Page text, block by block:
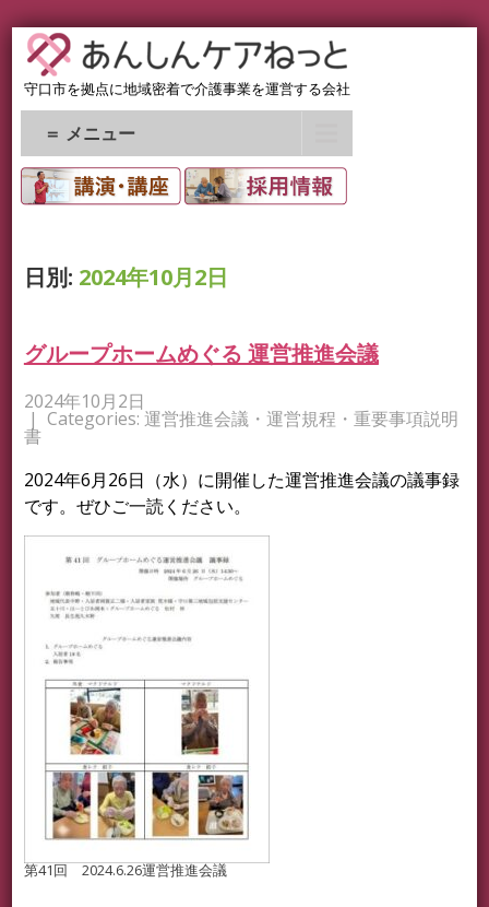
守口市を拠点に地域密着で介護事業を運営する会社
＝ メニュー
日別: 2024年10月2日
グループホームめぐる 運営推進会議
2024年10月2日
| Categories: 運営推進会議・運営規程・重要事項説明
書
2024年6月26日（水）に開催した運営推進会議の議事録
です。ぜひご一読ください。
第41回 2024.6.26運営推進会議